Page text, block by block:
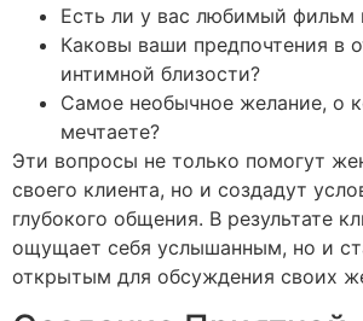
Есть ли у вас любимый фильм
Каковы ваши предпочтения в
интимной близости?
Самое необычное желание, о
мечтаете?
Эти вопросы не только помогут
своего клиента, но и создадут
глубокого общения. В результате
ощущает себя услышанным, но и
открытым для обсуждения своих